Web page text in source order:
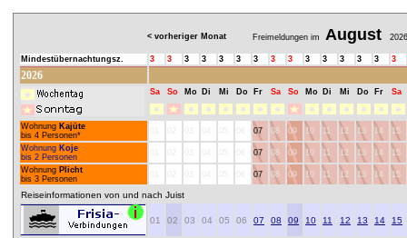
< vorheriger Monat Freimeldungen im August 2026
Mindestübernachtungsz. 3 3 3 3 3 3 3 3 3 3 3 3 3 3 3
2026
Sa So Mo Di Mi Do Fr Sa So Mo Di Mi Do Fr Sa
Wohnung Kajüte
bis 4 Personen*
07 08 09 10 11 12 13 14
15
Wohnung Koje
bis 2 Personen
07 08 09 10 11 12 13 14
15
Wohnung Plicht
bis 3 Personen
07 08 09 10 11 12 13 14 15
Reiseinformationen von und nach Juist
01 02 03 04 05 06 07 08 09 10 11 12 13 14 15